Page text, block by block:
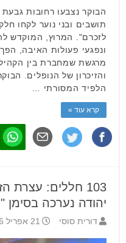
הבוקר נצבעו רחובות
תושבים ובני נוער לקחו
לזכרם". המרוץ, המוקדש
ונפגעי פעולות האיבה,
מרגשת שמחברת בין
והזיכרון של הנופלים.
הלפיד המסורתי …
קרא עוד »
103 חללים: עצרת
יהודה נערכה בסימן
דורית סוסי 21 אפריל 2026 11:11